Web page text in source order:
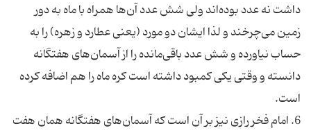
داشت نه عدد بوده‌اند ولی شش عدد آن‌ها همراه با ماه به دور
زمین می‌چرخند و لذا ایشان دو مورد (یعنی عطارد و زهره) را به
حساب نیاورده و شش عدد باقی‌مانده را از آسمان‌های هفتگانه
دانسته و وقتی یکی کمبود داشته است کره ماه را هم اضافه کرده
است.
6. امام فخر رازی نیز بر آن است که آسمان‌های هفتگانه همان هفت